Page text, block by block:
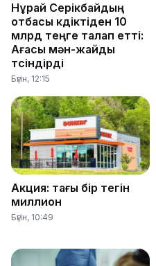
Нұрай Серікбайдың
отбасы күдіктіден 10
млрд теңге талап етті:
Ағасы мән-жайды
түсіндірді
Бүгін, 12:15
Акция: тағы бір тегін
миллион
Бүгін, 10:49